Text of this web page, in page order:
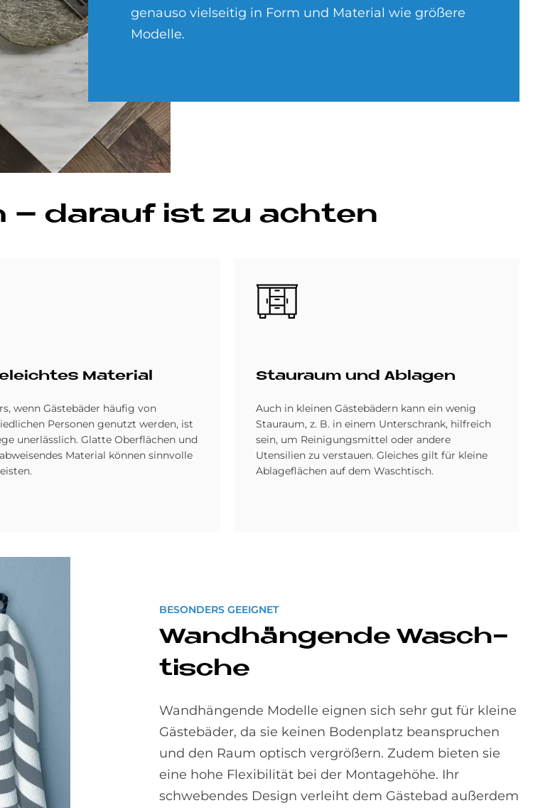
genauso vielseitig in Form und Material wie größere
Modelle.
– dar­auf ist zu ach­ten
Ma­te­rial
wenn Gästebäder häufig von
Personen genutzt werden, ist
unerlässlich. Glatte Oberflächen und
Material können sinnvolle
Bild
Stau­raum und Ab­la­gen
Auch in kleinen Gästebädern kann ein wenig
Stauraum, z. B. in einem Unterschrank, hilfreich
sein, um Reinigungsmittel oder andere
Utensilien zu verstauen. Gleiches gilt für kleine
Ablageflächen auf dem Waschtisch.
BESONDERS GEEIGNET
Wand­hän­gen­de Wasch­
ti­sche
Wandhängende Modelle eignen sich sehr gut für kleine
Gästebäder, da sie keinen Bodenplatz beanspruchen
und den Raum optisch vergrößern. Zudem bieten sie
eine hohe Flexibilität bei der Montagehöhe. Ihr
schwebendes Design verleiht dem Gästebad außerdem